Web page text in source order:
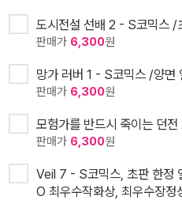
도시전설 선배 2 - S코믹스 /
판매가 6,300원
망가 러버 1 - S코믹스 /양면
판매가 6,300원
모험가를 반드시 죽이는 던
판매가 6,300원
Veil 7 - S코믹스, 초판 한정
O 최우수작화상, 최우수장정